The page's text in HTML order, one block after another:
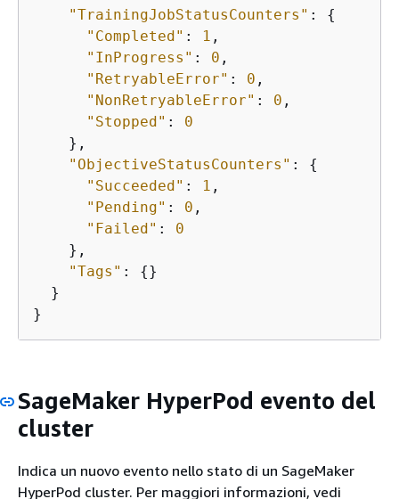
"TrainingJobStatusCounters" : {
"Completed" : 1 ,
"InProgress" : 0 ,
"RetryableError" : 0 ,
"NonRetryableError" : 0 ,
"Stopped" : 0
    },
"ObjectiveStatusCounters" : {
"Succeeded" : 1 ,
"Pending" : 0 ,
"Failed" : 0
    },
"Tags" : {}
  }
}
SageMaker HyperPod evento del
cluster
Indica un nuovo evento nello stato di un SageMaker
HyperPod cluster. Per maggiori informazioni, vedi